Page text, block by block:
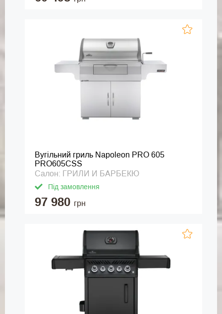
Вугільний гриль Napoleon PRO 605
PRO605CSS
Салон: ГРИЛИ И БАРБЕКЮ
Під замовлення
97 980 грн